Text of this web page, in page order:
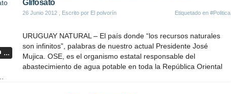
…
Glifosato
26 Junio 2012 , Escrito por El polvorín Etiquetado en #Politica
URUGUAY NATURAL – El país donde “los recursos naturales
son infinitos”, palabras de nuestro actual Presidente José
Mujica. OSE, es el organismo estatal responsable del
abastecimiento de agua potable en toda la República Oriental